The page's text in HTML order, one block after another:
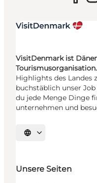
VisitDenmark ist
Tourismusorganisation.
Highlights des Landes
buchstäblich unser
du jede Menge Dinge
unternehmen und
Sprache auswählen
Unsere Seiten